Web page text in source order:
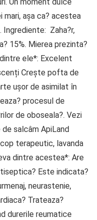
așa ca? acestea
Zaha?r,
15%. Mierea prezinta?
ele*: Excelent
Crește pofta de
ușor de asimilat în
procesul de
de oboseala?. Vezi
salcâm ApiLand
terapeutic, lavanda
dintre acestea*: Are
Este indicata?
neurastenie,
Trateaza?
durerile reumatice